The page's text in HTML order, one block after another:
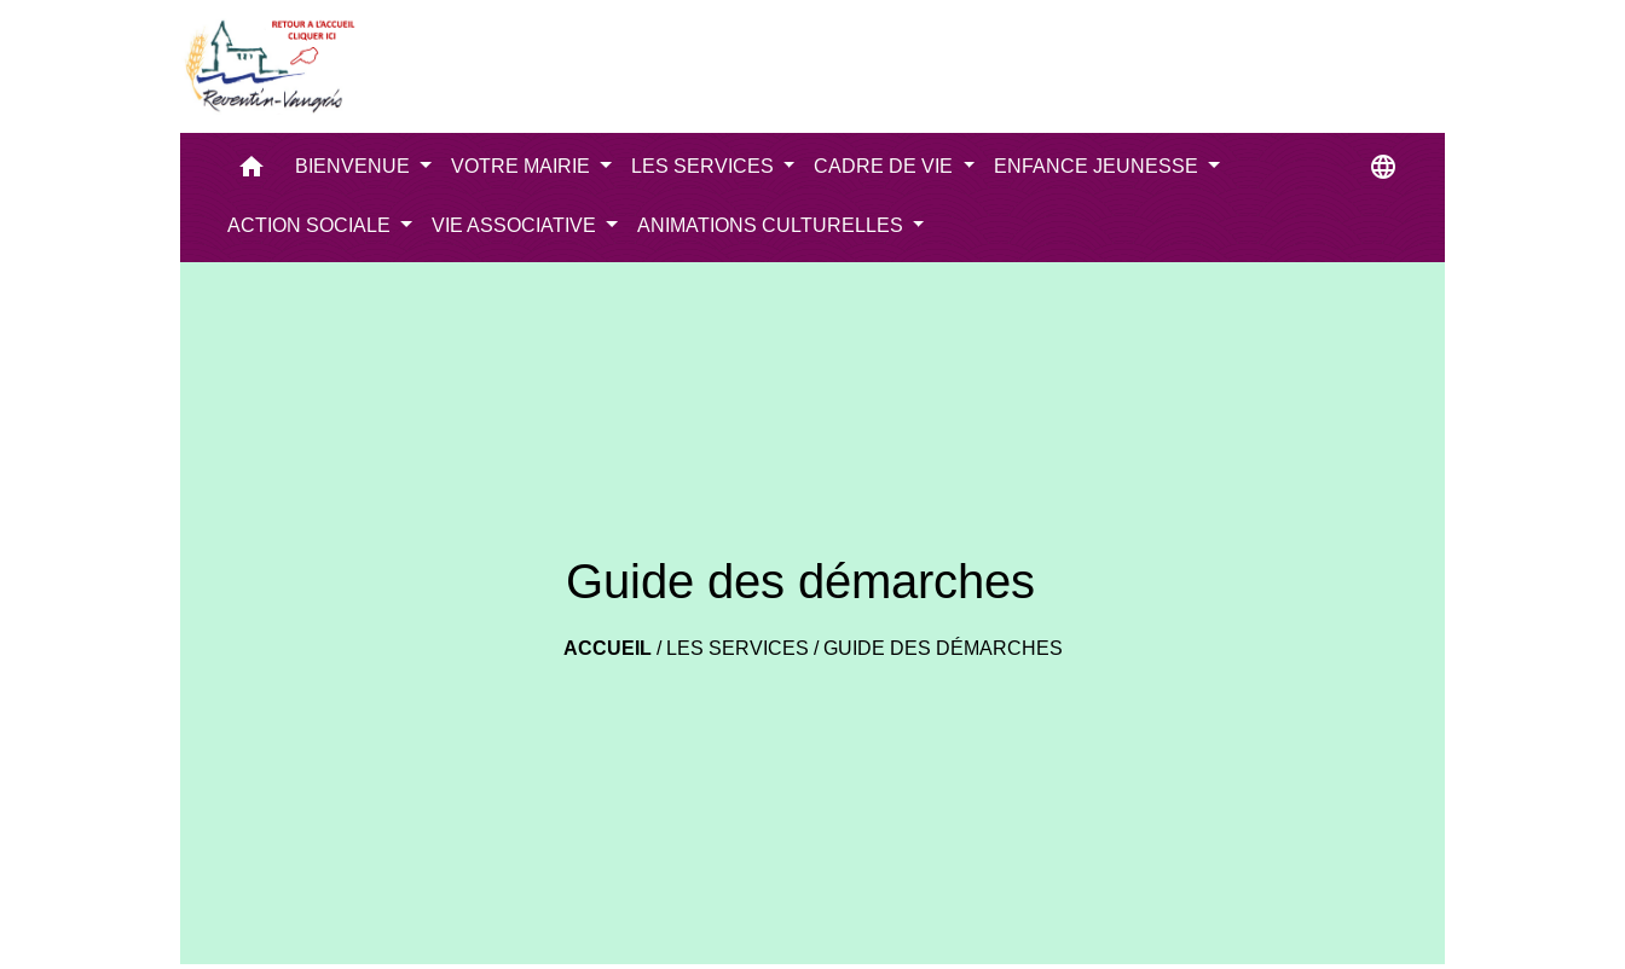
home BIENVENUE VOTRE MAIRIE LES SERVICES CADRE DE VIE ENFANCE JEUNESSE
ACTION SOCIALE VIE ASSOCIATIVE ANIMATIONS CULTURELLES
language
Guide des démarches
ACCUEIL/ LES SERVICES /GUIDE DES DÉMARCHES